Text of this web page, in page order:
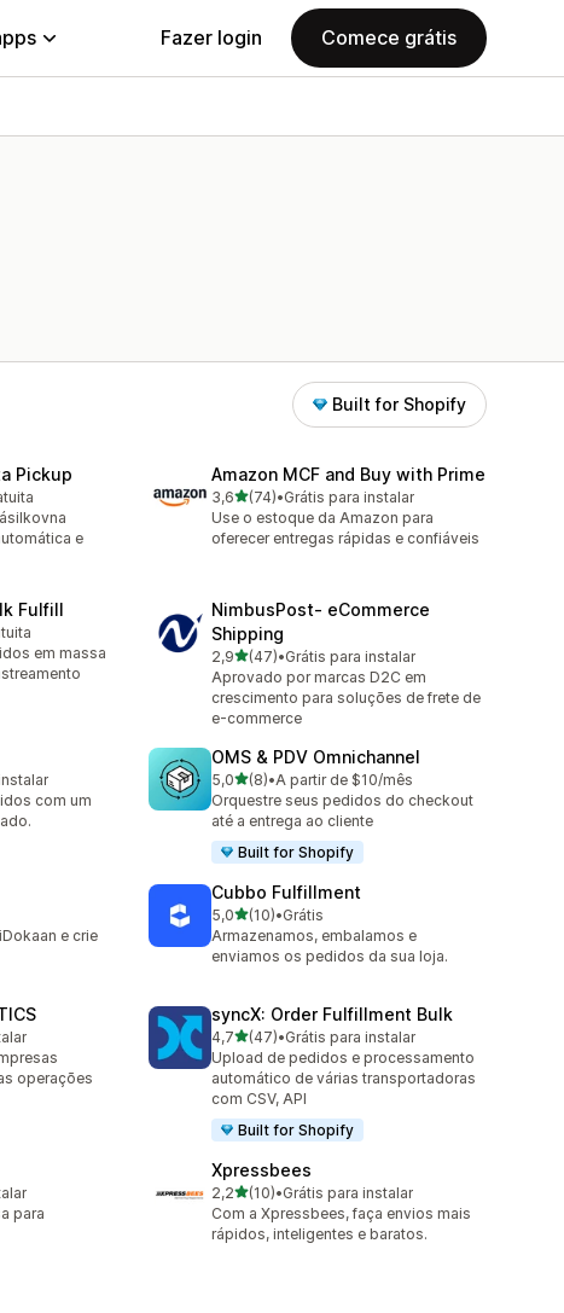
Fazer login Comece grátis
Built for Shopify
Pickup
e
Amazon MCF and Buy with Prime
3,6de 5 estrelas
(74)
74 avaliações ao todo
•Grátis para instalar
Use o estoque da Amazon para
oferecer entregas rápidas e confiáveis
Fulfill
em massa
NimbusPost‑ eCommerce
Shipping
2,9de 5 estrelas
(47)
47 avaliações ao todo
•Grátis para instalar
Aprovado por marcas D2C em
crescimento para soluções de frete de
e-commerce
com um
OMS & PDV Omnichannel
5,0de 5 estrelas
(8)
8 avaliações ao todo
•A partir de $10/mês
Orquestre seus pedidos do checkout
até a entrega ao cliente
Built for Shopify
e crie
Cubbo Fulfillment
5,0de 5 estrelas
(10)
10 avaliações ao todo
•Grátis
Armazenamos, embalamos e
enviamos os pedidos da sua loja.
operações
syncX: Order Fulfillment Bulk
4,7de 5 estrelas
(47)
47 avaliações ao todo
•Grátis para instalar
Upload de pedidos e processamento
automático de várias transportadoras
com CSV, API
Built for Shopify
para
Xpressbees
2,2de 5 estrelas
(10)
10 avaliações ao todo
•Grátis para instalar
Com a Xpressbees, faça envios mais
rápidos, inteligentes e baratos.